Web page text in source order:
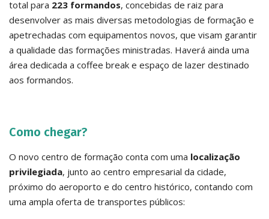
total para 223 formandos, concebidas de raiz para
desenvolver as mais diversas metodologias de formação e
apetrechadas com equipamentos novos, que visam garantir
a qualidade das formações ministradas. Haverá ainda uma
área dedicada a coffee break e espaço de lazer destinado
aos formandos.
Como chegar?
O novo centro de formação conta com uma localização
privilegiada, junto ao centro empresarial da cidade,
próximo do aeroporto e do centro histórico, contando com
uma ampla oferta de transportes públicos: